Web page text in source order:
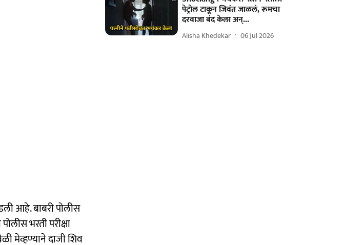
आहे. बाबरी पोलीस
भरती परीक्षा
मेव्हण्याने दाजी शिव
पेट्रोल टाकून जिवंत जाळलं, रूमचा
दरवाजा बंद केला अन्...
Alisha Khedekar 06 Jul 2026